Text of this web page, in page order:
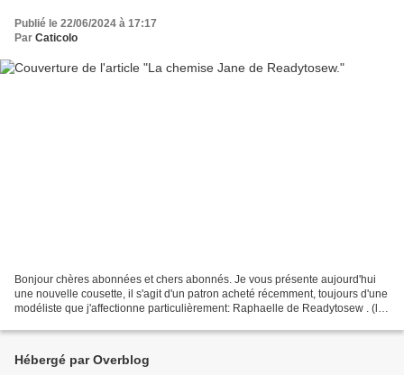
Publié le 22/06/2024 à 17:17
Par Caticolo
Bonjour chères abonnées et chers abonnés. Je vous présente aujourd'hui
une nouvelle cousette, il s'agit d'un patron acheté récemment, toujours d'une
modéliste que j'affectionne particulièrement: Raphaelle de Readytosew . (le
Hébergé par Overblog